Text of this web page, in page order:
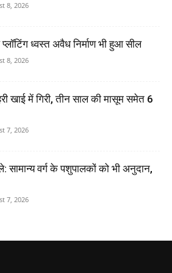
8, 2026
ध्वस्त अवैध निर्माण भी हुआ सील
8, 2026
खाई में गिरी, तीन साल की मासूम समेत 6
7, 2026
वर्ग के पशुपालकों को भी अनुदान,
7, 2026